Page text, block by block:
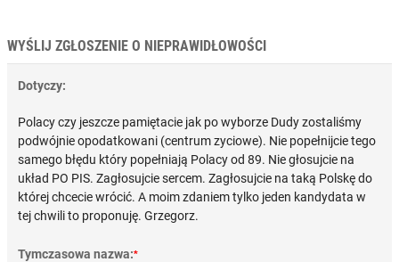
WYŚLIJ ZGŁOSZENIE O NIEPRAWIDŁOWOŚCI
Dotyczy:
Polacy czy jeszcze pamiętacie jak po wyborze Dudy zostaliśmy
podwójnie opodatkowani (centrum zyciowe). Nie popełnijcie tego
samego błędu który popełniają Polacy od 89. Nie głosujcie na
układ PO PIS. Zagłosujcie sercem. Zagłosujcie na taką Polskę do
której chcecie wrócić. A moim zdaniem tylko jeden kandydata w
tej chwili to proponuję. Grzegorz.
Tymczasowa nazwa:*